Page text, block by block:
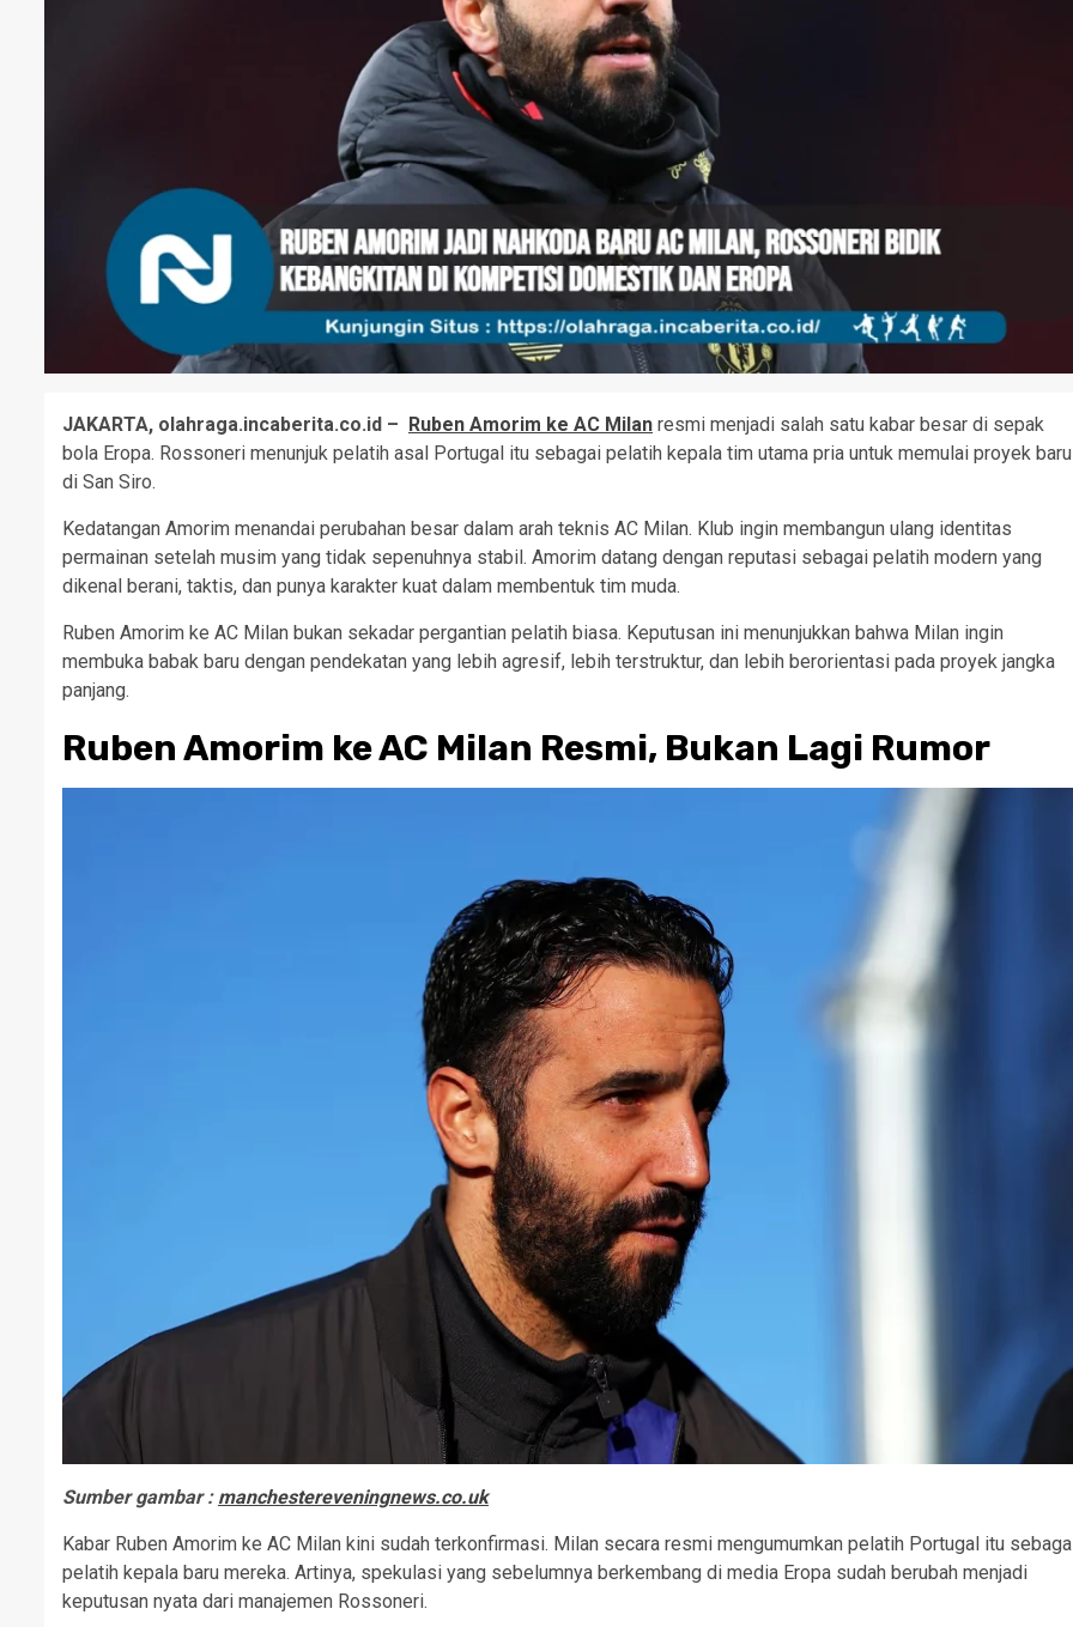
JAKARTA, olahraga.incaberita.co.id – Ruben Amorim ke AC Milan resmi menjadi salah satu kabar besar di sepak
bola Eropa. Rossoneri menunjuk pelatih asal Portugal itu sebagai pelatih kepala tim utama pria untuk memulai proyek baru
di San Siro.
Kedatangan Amorim menandai perubahan besar dalam arah teknis AC Milan. Klub ingin membangun ulang identitas
permainan setelah musim yang tidak sepenuhnya stabil. Amorim datang dengan reputasi sebagai pelatih modern yang
dikenal berani, taktis, dan punya karakter kuat dalam membentuk tim muda.
Ruben Amorim ke AC Milan bukan sekadar pergantian pelatih biasa. Keputusan ini menunjukkan bahwa Milan ingin
membuka babak baru dengan pendekatan yang lebih agresif, lebih terstruktur, dan lebih berorientasi pada proyek jangka
panjang.
Ruben Amorim ke AC Milan Resmi, Bukan Lagi Rumor
Sumber gambar : manchestereveningnews.co.uk
Kabar Ruben Amorim ke AC Milan kini sudah terkonfirmasi. Milan secara resmi mengumumkan pelatih Portugal itu
pelatih kepala baru mereka. Artinya, spekulasi yang sebelumnya berkembang di media Eropa sudah berubah menjadi
keputusan nyata dari manajemen Rossoneri.